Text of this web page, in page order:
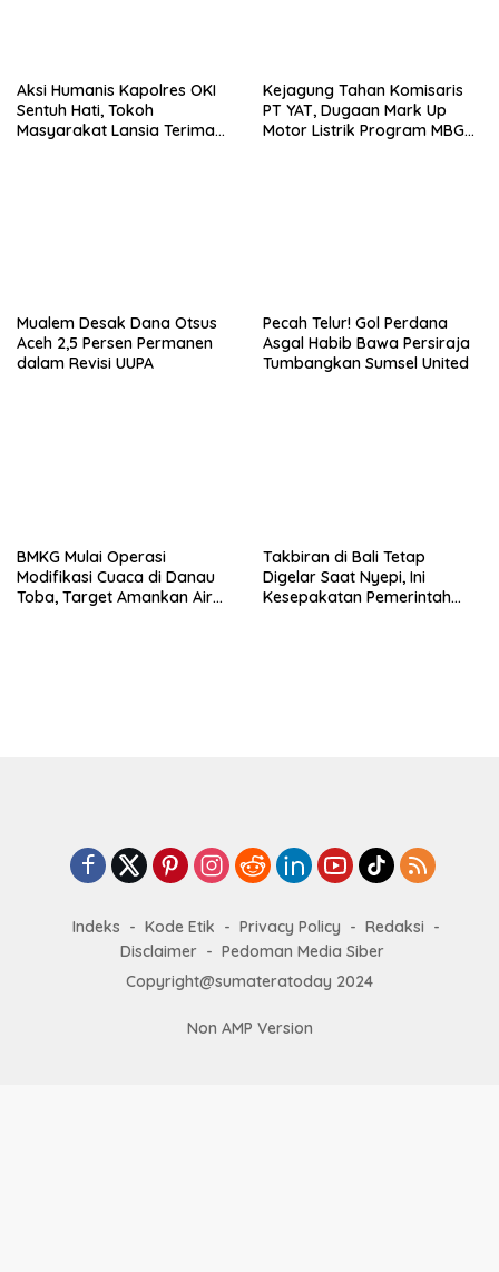
Aksi Humanis Kapolres OKI
Sentuh Hati, Tokoh
Masyarakat Lansia Terima
Kejagung Tahan Komisaris
PT YAT, Dugaan Mark Up
Motor Listrik Program MBG
Mualem Desak Dana Otsus
Aceh 2,5 Persen Permanen
dalam Revisi UUPA
Pecah Telur! Gol Perdana
Asgal Habib Bawa Persiraja
Tumbangkan Sumsel United
BMKG Mulai Operasi
Modifikasi Cuaca di Danau
Toba, Target Amankan Air
Takbiran di Bali Tetap
Digelar Saat Nyepi, Ini
Kesepakatan Pemerintah
Indeks Kode Etik Privacy Policy
Redaksi
Disclaimer
Pedoman Media Siber
Copyright@sumateratoday 2024
Non AMP Version